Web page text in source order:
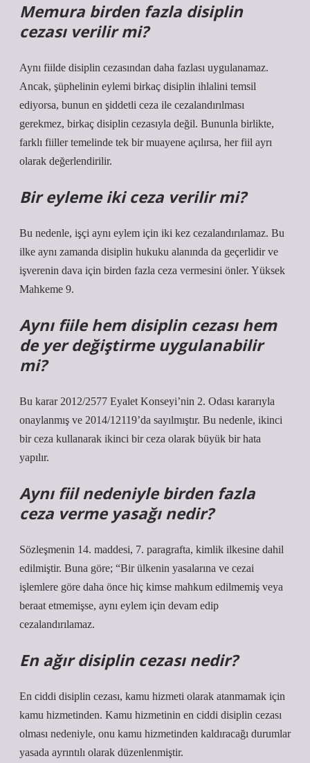
Memura birden fazla disiplin
cezası verilir mi?
Aynı fiilde disiplin cezasından daha fazlası uygulanamaz.
Ancak, şüphelinin eylemi birkaç disiplin ihlalini temsil
ediyorsa, bunun en şiddetli ceza ile cezalandırılması
gerekmez, birkaç disiplin cezasıyla değil. Bununla birlikte,
farklı fiiller temelinde tek bir muayene açılırsa, her fiil ayrı
olarak değerlendirilir.
Bir eyleme iki ceza verilir mi?
Bu nedenle, işçi aynı eylem için iki kez cezalandırılamaz. Bu
ilke aynı zamanda disiplin hukuku alanında da geçerlidir ve
işverenin dava için birden fazla ceza vermesini önler. Yüksek
Mahkeme 9.
Aynı fiile hem disiplin cezası hem
de yer değiştirme uygulanabilir
mi?
Bu karar 2012/2577 Eyalet Konseyi’nin 2. Odası kararıyla
onaylanmış ve 2014/12119’da sayılmıştır. Bu nedenle, ikinci
bir ceza kullanarak ikinci bir ceza olarak büyük bir hata
yapılır.
Aynı fiil nedeniyle birden fazla
ceza verme yasağı nedir?
Sözleşmenin 14. maddesi, 7. paragrafta, kimlik ilkesine dahil
edilmiştir. Buna göre; “Bir ülkenin yasalarına ve cezai
işlemlere göre daha önce hiç kimse mahkum edilmemiş veya
beraat etmemişse, aynı eylem için devam edip
cezalandırılamaz.
En ağır disiplin cezası nedir?
En ciddi disiplin cezası, kamu hizmeti olarak atanmamak için
kamu hizmetinden. Kamu hizmetinin en ciddi disiplin cezası
olması nedeniyle, onu kamu hizmetinden kaldıracağı durumlar
yasada ayrıntılı olarak düzenlenmiştir.